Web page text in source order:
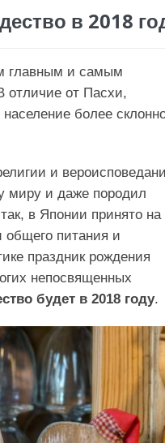
в 2018
главным и самым
отличие от Пасхи,
более
и
миру и даже породил
в Японии принято на
общего питания и
праздник рождения
непосвященных
будет в 2018 году.